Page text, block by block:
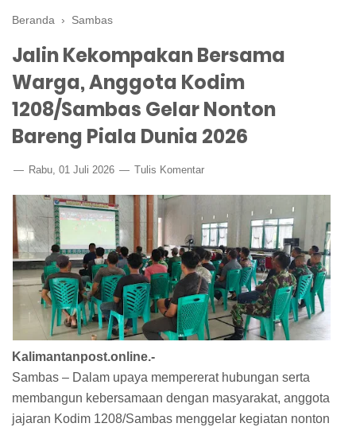
Beranda › Sambas
Jalin Kekompakan Bersama
Warga, Anggota Kodim
1208/Sambas Gelar Nonton
Bareng Piala Dunia 2026
Rabu, 01 Juli 2026 Tulis Komentar
Kalimantanpost.online.-
Sambas – Dalam upaya mempererat hubungan serta
membangun kebersamaan dengan masyarakat, anggota
jajaran Kodim 1208/Sambas menggelar kegiatan nonton